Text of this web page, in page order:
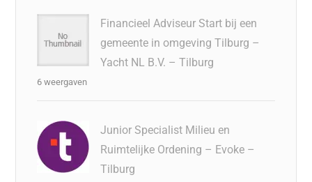
Financieel Adviseur Start bij een
gemeente in omgeving Tilburg –
Yacht NL B.V. – Tilburg
6 weergaven
Junior Specialist Milieu en
Ruimtelijke Ordening – Evoke –
Tilburg